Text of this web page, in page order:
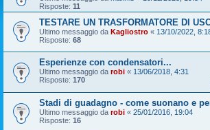
Risposte: 11
TESTARE UN TRASFORMATORE DI
Ultimo messaggio da Kagliostro « 13/10/2022,
Risposte: 68
Esperienze con condensatori...
Ultimo messaggio da robi « 13/06/2018, 4:31
Risposte: 170
Stadi di guadagno - come suonano e
Ultimo messaggio da robi « 25/01/2016, 19:04
Risposte: 16